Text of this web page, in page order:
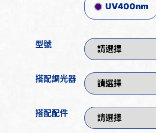
UV400nm
型號
搭配調光器
搭配配件